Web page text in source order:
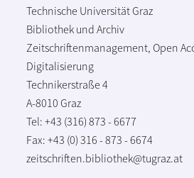
Technische Universität Graz
Bibliothek und Archiv
Zeitschriftenmanagement, Open
Digitalisierung
Technikerstraße 4
A-8010 Graz
Tel: +43 (316) 873 - 6677
Fax: +43 (0) 316 - 873 - 6674
zeitschriften.bibliothek@tugraz.at